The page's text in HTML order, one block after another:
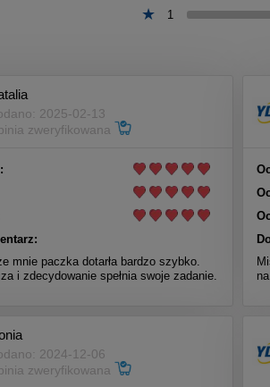
1
2025-02-13
zweryfikowana
mnie paczka dotarła bardzo szybko.
i zdecydowanie spełnia swoje zadanie.
2024-12-06
zweryfikowana